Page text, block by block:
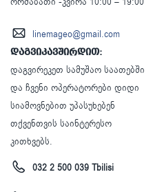
linemageo@gmail.com
დაგვიკავშირდით:
დაგვირეკეთ სამუშაო საათებში
და ჩვენი ოპერატორები დიდი
სიამოვნებით უპასუხებენ
თქვენთვის საინტერესო
კითხვებს.
032 2 500 039 Tbilisi